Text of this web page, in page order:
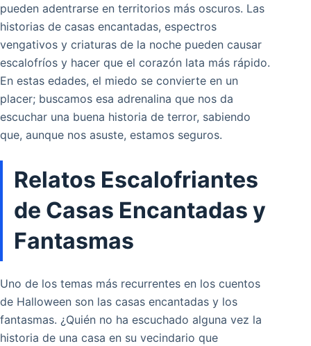
pueden adentrarse en territorios más oscuros. Las
historias de casas encantadas, espectros
vengativos y criaturas de la noche pueden causar
escalofríos y hacer que el corazón lata más rápido.
En estas edades, el miedo se convierte en un
placer; buscamos esa adrenalina que nos da
escuchar una buena historia de terror, sabiendo
que, aunque nos asuste, estamos seguros.
Relatos Escalofriantes
de Casas Encantadas y
Fantasmas
Uno de los temas más recurrentes en los cuentos
de Halloween son las casas encantadas y los
fantasmas. ¿Quién no ha escuchado alguna vez la
historia de una casa en su vecindario que